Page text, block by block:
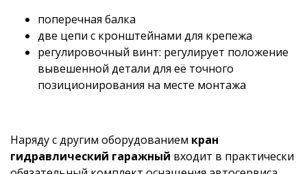
поперечная балка
две цепи с кронштейнами для крепежа
регулировочный винт: регулирует положение
вывешенной детали для её точного
позиционирования на месте монтажа
Наряду с другим оборудованием кран
гидравлический гаражный входит в практически